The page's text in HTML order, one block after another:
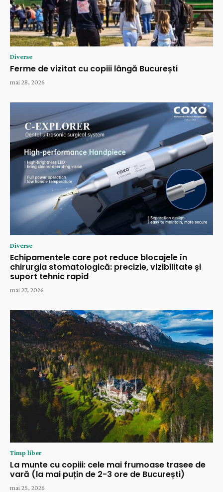
Diverse
Ferme de vizitat cu copiii lângă București
mai 28, 2026
Diverse
Echipamentele care pot reduce blocajele în
chirurgia stomatologică: precizie, vizibilitate și
suport tehnic rapid
mai 27, 2026
Timp liber
La munte cu copiii: cele mai frumoase trasee de
vară (la mai puțin de 2-3 ore de București)
mai 25, 2026